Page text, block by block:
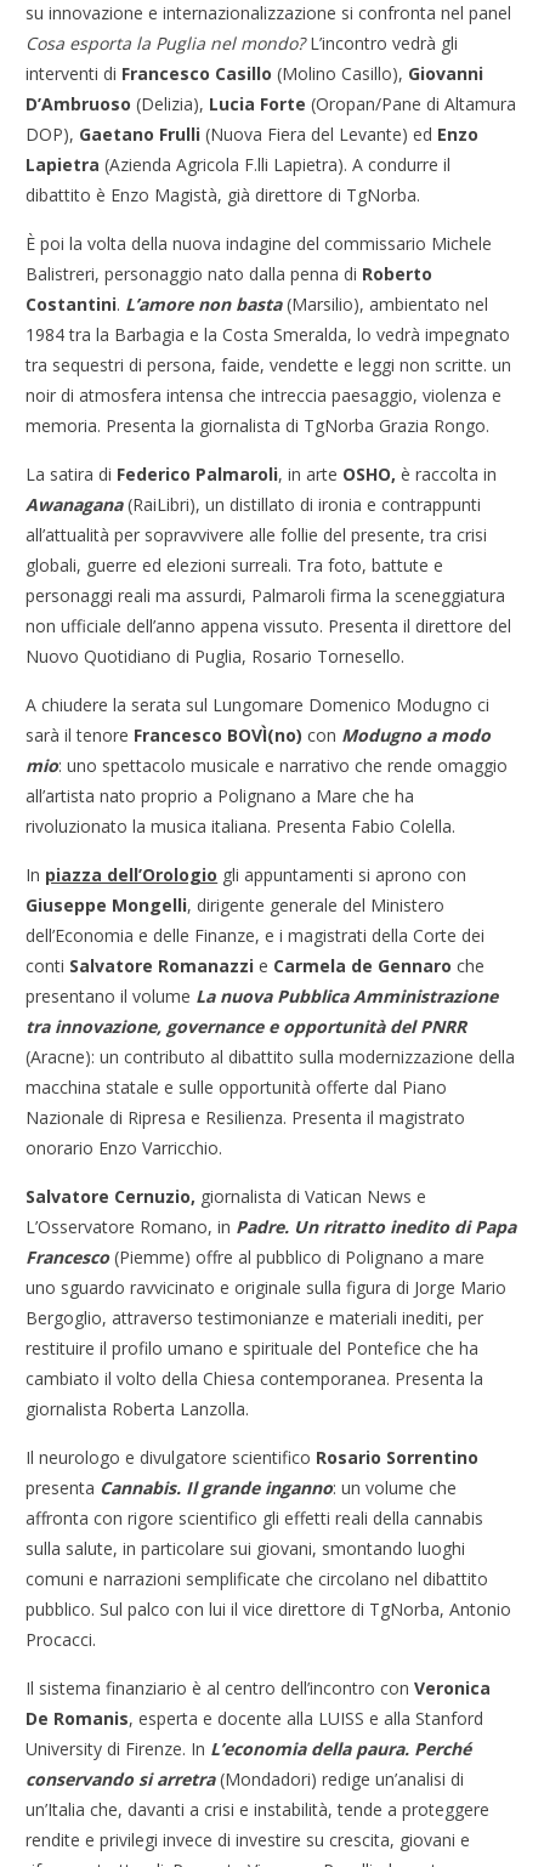
su innovazione e internazionalizzazione si confronta nel panel
Cosa esporta la Puglia nel mondo?L’incontro vedrà gli
interventi di Francesco Casillo (Molino Casillo), Giovanni
D’Ambruoso (Delizia), Lucia Forte (Oropan/Pane di Altamura
DOP), Gaetano Frulli (Nuova Fiera del Levante) ed Enzo
Lapietra (Azienda Agricola F.lli Lapietra). A condurre il
dibattito è Enzo Magistà, già direttore di TgNorba.
È poi la volta della nuova indagine del commissario Michele
Balistreri, personaggio nato dalla penna di Roberto
Costantini. L’amore non basta(Marsilio), ambientato nel
1984 tra la Barbagia e la Costa Smeralda, lo vedrà impegnato
tra sequestri di persona, faide, vendette e leggi non scritte. un
noir di atmosfera intensa che intreccia paesaggio, violenza e
memoria. Presenta la giornalista di TgNorba Grazia Rongo.
La satira di Federico Palmaroli, in arte OSHO, è raccolta in
Awanagana(RaiLibri), un distillato di ironia e contrappunti
all’attualità per sopravvivere alle follie del presente, tra crisi
globali, guerre ed elezioni surreali. Tra foto, battute e
personaggi reali ma assurdi, Palmaroli firma la sceneggiatura
non ufficiale dell’anno appena vissuto. Presenta il direttore del
Nuovo Quotidiano di Puglia, Rosario Tornesello.
A chiudere la serata sul Lungomare Domenico Modugno ci
sarà il tenore Francesco BOVÌ(no) con Modugno a modo
mio: uno spettacolo musicale e narrativo che rende omaggio
all’artista nato proprio a Polignano a Mare che ha
rivoluzionato la musica italiana. Presenta Fabio Colella.
In piazza dell’Orologio gli appuntamenti si aprono con
Giuseppe Mongelli, dirigente generale del Ministero
dell’Economia e delle Finanze, e i magistrati della Corte dei
conti Salvatore Romanazzie Carmela de Gennaroche
presentano il volume La nuova Pubblica Amministrazione
tra innovazione, governance e opportunità del PNRR
(Aracne): un contributo al dibattito sulla modernizzazione della
macchina statale e sulle opportunità offerte dal Piano
Nazionale di Ripresa e Resilienza. Presenta il magistrato
onorario Enzo Varricchio.
Salvatore Cernuzio, giornalista di Vatican News e
L’Osservatore Romano, in Padre. Un ritratto inedito di Papa
Francesco(Piemme) offre al pubblico di Polignano a mare
uno sguardo ravvicinato e originale sulla figura di Jorge Mario
Bergoglio, attraverso testimonianze e materiali inediti, per
restituire il profilo umano e spirituale del Pontefice che ha
cambiato il volto della Chiesa contemporanea. Presenta la
giornalista Roberta Lanzolla.
Il neurologo e divulgatore scientifico Rosario Sorrentino
presenta Cannabis. Il grande inganno: un volume che
affronta con rigore scientifico gli effetti reali della cannabis
sulla salute, in particolare sui giovani, smontando luoghi
comuni e narrazioni semplificate che circolano nel dibattito
pubblico. Sul palco con lui il vice direttore di TgNorba, Antonio
Procacci.
Il sistema finanziario è al centro dell’incontro conVeronica
De Romanis, esperta e docente alla LUISS e alla Stanford
University di Firenze. In L’economia della paura. Perché
conservando si arretra(Mondadori) redige un’analisi di
un’Italia che, davanti a crisi e instabilità, tende a proteggere
rendite e privilegi invece di investire su crescita, giovani e